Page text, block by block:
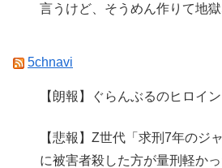
言うけど、そうめん作りて地獄
5chnavi
【朗報】ぐらんぶるのヒロイ
【悲報】Z世代「求刑7年のジ
に被害者殺した方が量刑軽か